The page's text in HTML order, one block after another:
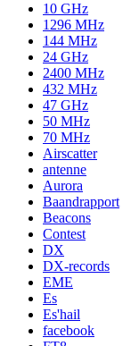
10 GHz
1296 MHz
144 MHz
24 GHz
2400 MHz
432 MHz
47 GHz
50 MHz
70 MHz
Airscatter
antenne
Aurora
Baandrapport
Beacons
Contest
DX
DX-records
EME
Es
Es'hail
facebook